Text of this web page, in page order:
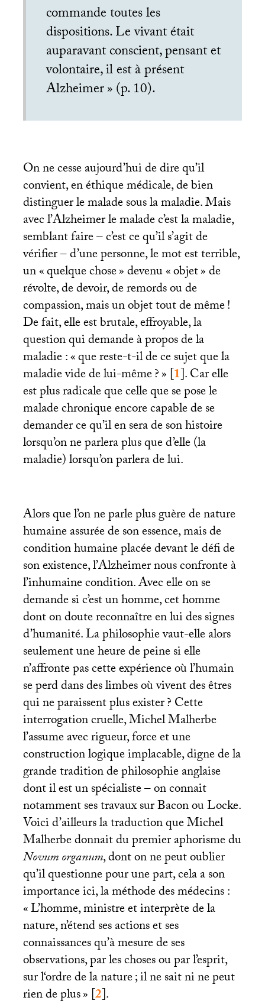
commande toutes les
dispositions. Le vivant était
auparavant conscient, pensant et
volontaire, il est à présent
Alzheimer» (p. 10).
On ne cesse aujourd’hui de dire qu’il
convient, en éthique médicale, de bien
distinguer le malade sous la maladie. Mais
avec l’Alzheimer le malade c’est la maladie,
semblant faire – c’est ce qu’il s’agit de
vérifier – d’une personne, le mot est terrible,
un «quelque chose» devenu «objet» de
révolte, de devoir, de remords ou de
compassion, mais un objet tout de même!
De fait, elle est brutale, effroyable, la
question qui demande à propos de la
maladie : «que reste-t-il de ce sujet que la
maladie vide de lui-même?»[1]. Car elle
est plus radicale que celle que se pose le
malade chronique encore capable de se
demander ce qu’il en sera de son histoire
lorsqu’on ne parlera plus que d’elle (la
maladie) lorsqu’on parlera de lui.
Alors que l’on ne parle plus guère de nature
humaine assurée de son essence, mais de
condition humaine placée devant le défi de
son existence, l’Alzheimer nous confronte à
l’inhumaine condition. Avec elle on se
demande si c’est un homme, cet homme
dont on doute reconnaître en lui des signes
d’humanité. La philosophie vaut-elle alors
seulement une heure de peine si elle
n’affronte pas cette expérience où l’humain
se perd dans des limbes où vivent des êtres
qui ne paraissent plus exister? Cette
interrogation cruelle, Michel Malherbe
l’assume avec rigueur, force et une
construction logique implacable, digne de la
grande tradition de philosophie anglaise
dont il est un spécialiste – on connait
notamment ses travaux sur Bacon ou Locke.
Voici d’ailleurs la traduction que Michel
Malherbe donnait du premier aphorisme du
Novum organum, dont on ne peut oublier
qu’il questionne pour une part, cela a son
importance ici, la méthode des médecins :
«L’homme, ministre et interprète de la
nature, n’étend ses actions et ses
connaissances qu’à mesure de ses
observations, par les choses ou par l’esprit,
sur l‘ordre de la nature; il ne sait ni ne peut
rien de plus»[2].